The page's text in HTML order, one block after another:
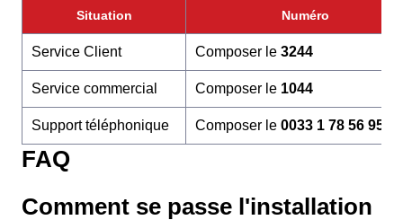
Situation Numéro
Service Client Composer le 3244
Service commercial Composer le 1044
Support téléphonique Composer le 0033 1 78 56 95 60
FAQ
Comment se passe l'installation